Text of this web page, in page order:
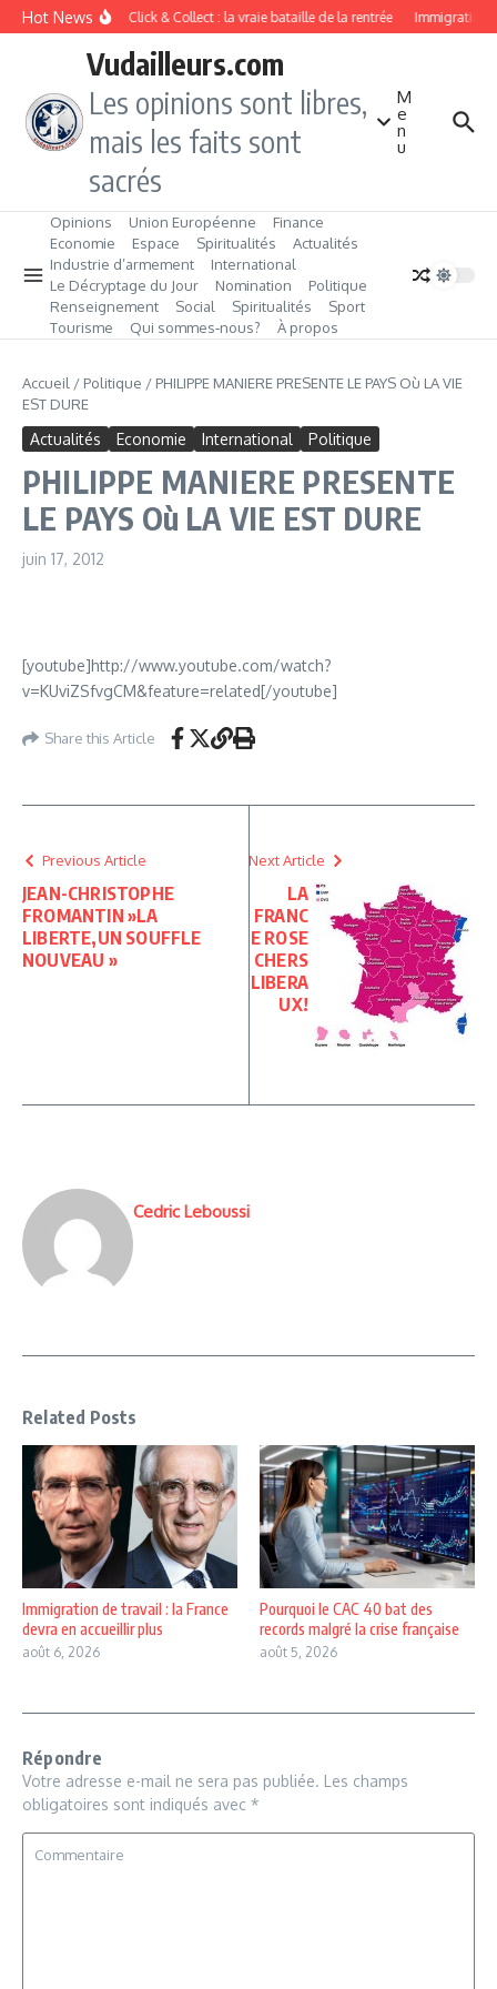
Aller au contenu
Hot NewsDrive ou Click & Collect : la vraie bataille de la rentrée Immigration
Vudailleurs.com
Les opinions sont libres,
mais les faits sont
sacrés
M
e
n
u
Opinions Union Européenne
Finance
Economie
Espace Spiritualités
Actualités
Industrie d’armement
International
Le Décryptage du Jour
Nomination
Politique
Renseignement
Social Spiritualités
Sport
Tourisme
Qui sommes‑nous? À propos
Accueil / Politique / PHILIPPE MANIERE PRESENTE LE PAYS Où LA VIE
EST DURE
Actualités Economie International Politique
PHILIPPE MANIERE PRESENTE
LE PAYS Où LA VIE EST DURE
juin 17, 2012
[youtube]http://www.youtube.com/watch?
v=KUviZSfvgCM&feature=related[/youtube]
Share this Article
Previous Article
JEAN-CHRISTOPHE
FROMANTIN »LA
LIBERTE,UN SOUFFLE
NOUVEAU »
Next Article
LA
FRANC
E ROSE
CHERS
LIBERA
UX!
Cedric Leboussi
Related Posts
Immigration de travail : la France
devra en accueillir plus
août 6, 2026
Pourquoi le CAC 40 bat des
records malgré la crise française
août 5, 2026
Répondre
Votre adresse e-mail ne sera pas publiée. Les champs
obligatoires sont indiqués avec *